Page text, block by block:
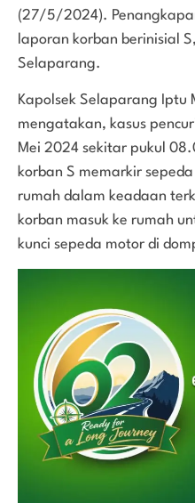
(27/5/2024).
laporan korban berinisial
Selaparang.
Kapolsek Selaparang Iptu
mengatakan, kasus
Mei 2024 sekitar pukul
korban S memarkir
rumah dalam keadaan
korban masuk ke rumah
kunci sepeda motor di